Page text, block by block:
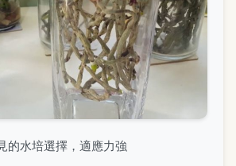
的水培選擇，適應力強